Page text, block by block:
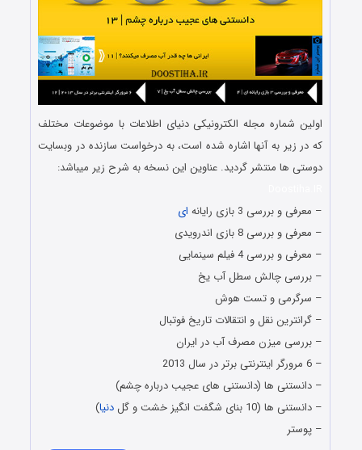
اولین شماره مجله الکترونیکی دنیای اطلاعات با موضوعات مختلف
که در زیر به آنها اشاره شده است، به درخواست سازنده در وبسایت
دوستی ها منتشر گردید. عناوین این نسخه به شرح زیر میباشد:
– معرفی و بررسی 3 بازی رایانه
ای
– معرفی و بررسی 8 بازی اندرویدی
– معرفی و بررسی 4 فیلم سینمایی
– بررسی چالش سطل آب یخ
– سرگرمی و تست هوش
– گرانترین نقل و انتقالات تاریخ فوتبال
– بررسی میزن مصرف آب در ایران
– 6 مرورگر اینترنتی برتر در سال 2013
– دانستنی ها (دانستنی های عجیب درباره چشم)
– دانستنی ها (10 بنای شگفت انگیز خشت و گل
دنیا)
– پوستر